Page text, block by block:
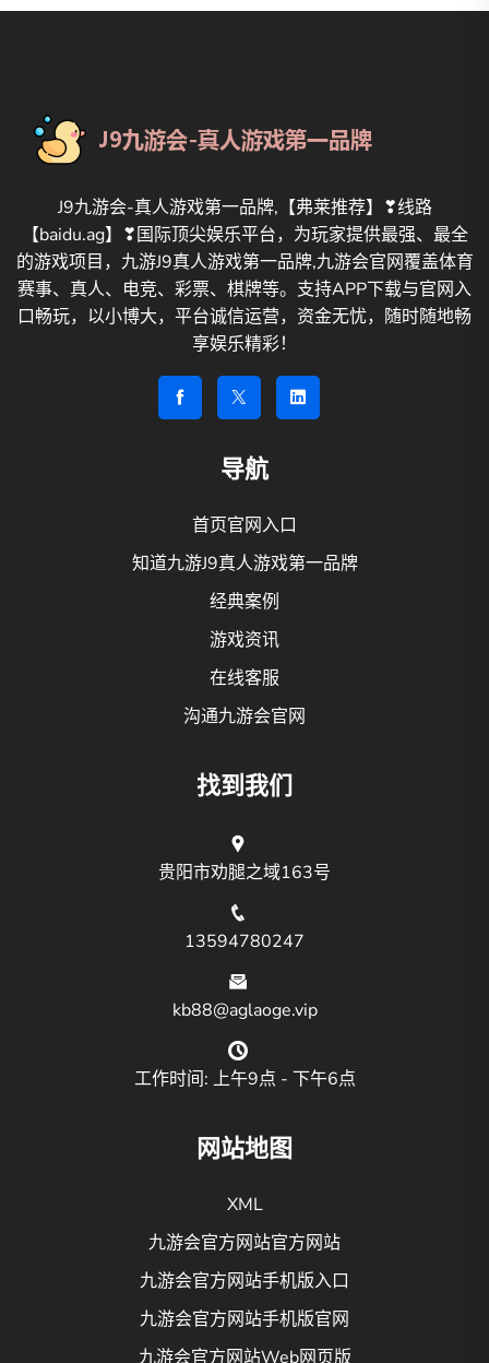
J9九游会-真人游戏第一品牌,【弗莱推荐】❣线路
【baidu.ag】❣国际顶尖娱乐平台，为玩家提供最强、最全
的游戏项目，九游J9真人游戏第一品牌,九游会官网覆盖体育
赛事、真人、电竞、彩票、棋牌等。支持APP下载与官网入
口畅玩，以小博大，平台诚信运营，资金无忧，随时随地畅
享娱乐精彩！
导航
首页官网入口
知道九游J9真人游戏第一品牌
经典案例
游戏资讯
在线客服
沟通九游会官网
找到我们
贵阳市劝腿之域163号
13594780247
kb88@aglaoge.vip
工作时间: 上午9点 - 下午6点
网站地图
XML
九游会官方网站官方网站
九游会官方网站手机版入口
九游会官方网站手机版官网
九游会官方网站Web网页版